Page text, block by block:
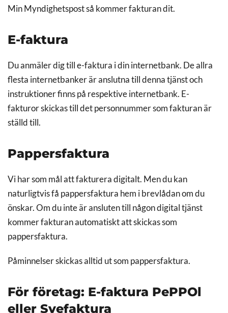
Min Myndighetspost så kommer fakturan dit.
E-faktura
Du anmäler dig till e-faktura i din internetbank. De allra
flesta internetbanker är anslutna till denna tjänst och
instruktioner finns på respektive internetbank. E-
fakturor skickas till det personnummer som fakturan är
ställd till.
Pappersfaktura
Vi har som mål att fakturera digitalt. Men du kan
naturligtvis få pappersfaktura hem i brevlådan om du
önskar. Om du inte är ansluten till någon digital tjänst
kommer fakturan automatiskt att skickas som
pappersfaktura.
Påminnelser skickas alltid ut som pappersfaktura.
För företag: E-faktura PePPOl
eller Svefaktura